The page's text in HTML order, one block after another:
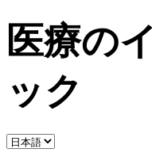
医療の
ック